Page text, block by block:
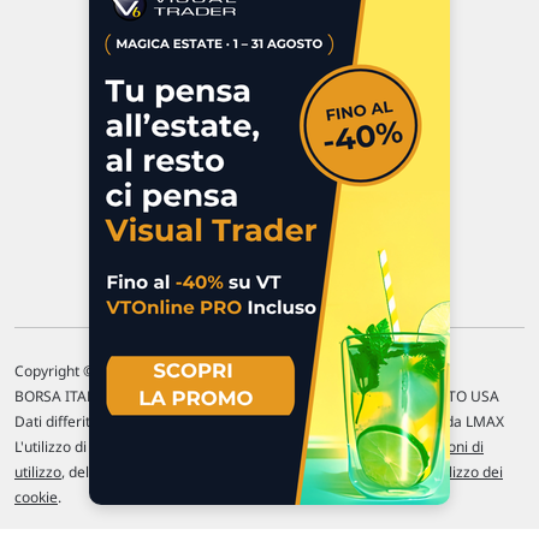
47923 Rimini
P.IVA 02 452 460 401
Chi siamo
Commenti e segnalazioni
Contattaci
Copyright © 1996-2026 Traderlink Italia s.r.l.
BORSA ITALIANA Quotazioni di borsa differite di 15 min. / MERCATO USA
Dati differiti di 15 min. (fonte Intrinio) / FOREX Quotazioni fornite da LMAX
L'utilizzo di questo sito implica l'accettazione delle nostreCondizioni di
utilizzo, del Politiche sulla privacye dell'Utilizzo dei
cookie.